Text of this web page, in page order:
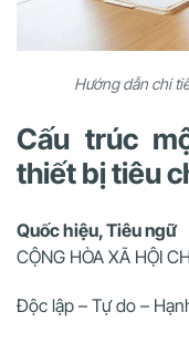
Hướng dẫn chi
Cấu trúc
thiết bị tiêu
Quốc hiệu, Tiêu ngữ
CỘNG HÒA XÃ HỘI
Độc lập – Tự do –